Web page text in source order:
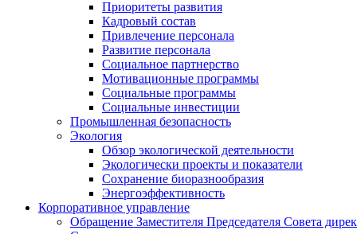
Приоритеты развития
Кадровый состав
Привлечение персонала
Развитие персонала
Социальное партнерство
Мотивационные программы
Социальные программы
Социальные инвестиции
Промышленная безопасность
Экология
Обзор экологической деятельности
Экологически проекты и показатели
Сохранение биоразнообразия
Энергоэффективность
Корпоративное управление
Обращение Заместителя Председателя Совета